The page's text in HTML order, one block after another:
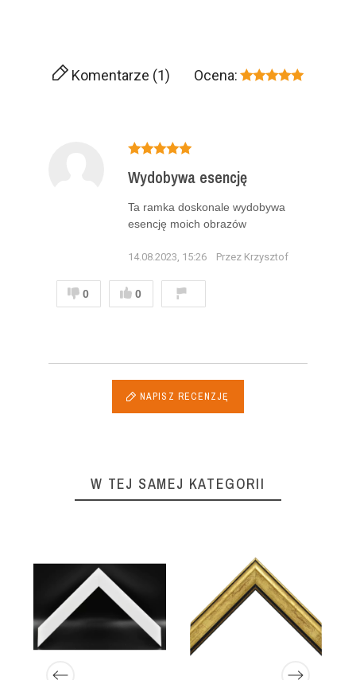
Komentarze (1) Ocena:
Wydobywa esencję
Ta ramka doskonale wydobywa
esencję moich obrazów
14.08.2023, 15:26 Przez Krzysztof
0 0
NAPISZ RECENZJĘ
W TEJ SAMEJ KATEGORII